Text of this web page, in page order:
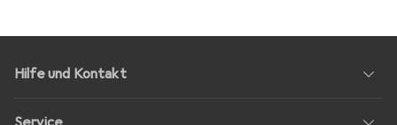
Hilfe und Kontakt